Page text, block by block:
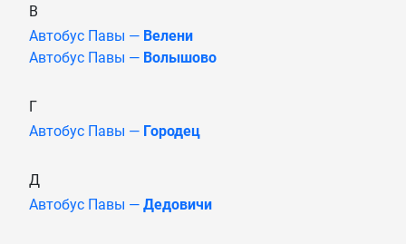
В
Автобус Павы — Велени
Автобус Павы — Волышово
Г
Автобус Павы — Городец
Д
Автобус Павы — Дедовичи